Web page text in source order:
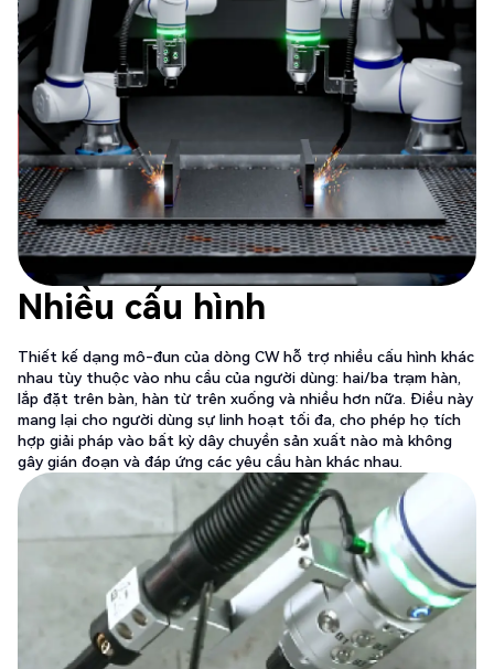
Nhiều cấu hình
Thiết kế dạng mô-đun của dòng CW hỗ trợ nhiều cấu hình khác
nhau tùy thuộc vào nhu cầu của người dùng: hai/ba trạm hàn,
lắp đặt trên bàn, hàn từ trên xuống và nhiều hơn nữa. Điều này
mang lại cho người dùng sự linh hoạt tối đa, cho phép họ tích
hợp giải pháp vào bất kỳ dây chuyền sản xuất nào mà không
gây gián đoạn và đáp ứng các yêu cầu hàn khác nhau.